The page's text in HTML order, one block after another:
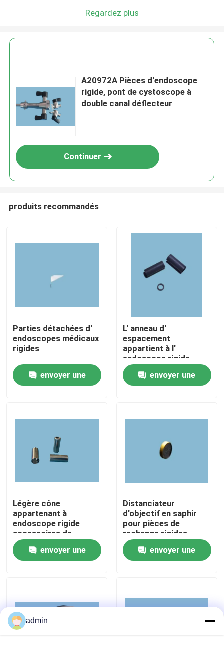
Produits
Vidéos
À propos de nous
Visite de l'usine
Contrôle de la qualité
Nous contacter
Endoscope médical
Regardez plus
A20972A Pièces d'endoscope
rigide, pont de cystoscope à
double canal déflecteur
Continuer
produits recommandés
Parties détachées d'
endoscopes médicaux
rigides
envoyer une
L' anneau d'
espacement
appartient à l'
endoscope rigide
pièces de rechange
pièces médicales
envoyer une
Légère cône
appartenant à
endoscope rigide
accessoires de
rechange pièces
médicalesenvoyer une
Distanciateur
d'objectif en saphir
pour pièces de
rechange rigides
envoyer une
admin